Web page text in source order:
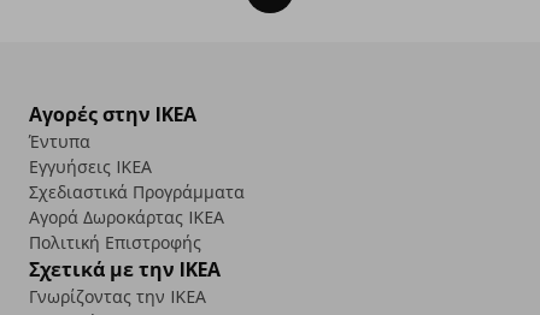
Αγορές στην IKEA
Έντυπα
Εγγυήσεις IKEA
Σχεδιαστικά Προγράμματα
Αγορά Δωρoκάρτας IKEA
Πολιτική Επιστροφής
Σχετικά με την IKEA
Γνωρίζοντας την IKEA